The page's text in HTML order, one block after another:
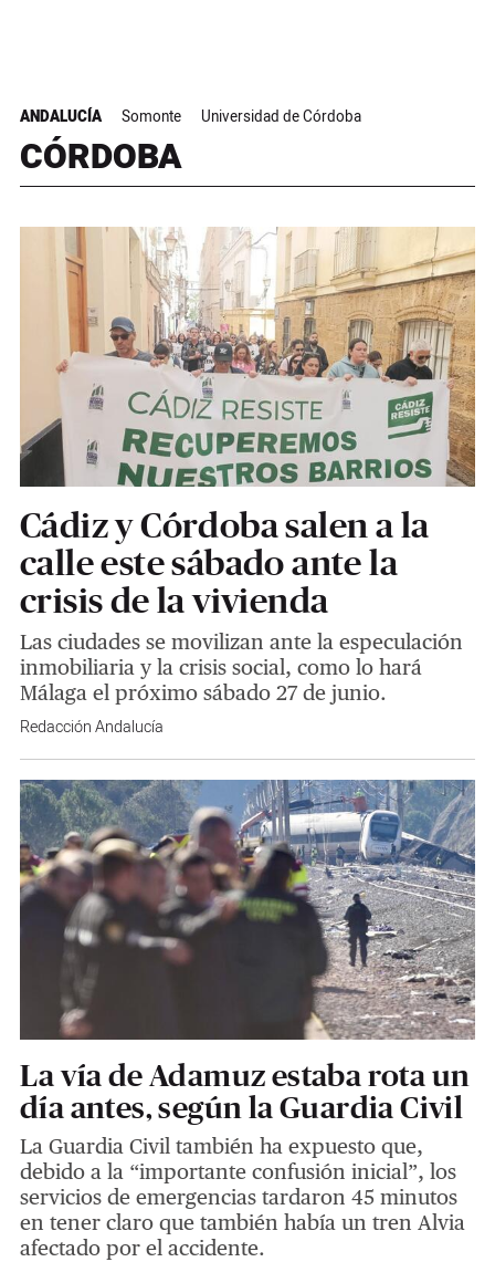
ANDALUCÍA Somonte Universidad de Córdoba
CÓRDOBA
Cádiz y Córdoba salen a la
calle este sábado ante la
crisis de la vivienda
Las ciudades se movilizan ante la especulación
inmobiliaria y la crisis social, como lo hará
Málaga el próximo sábado 27 de junio.
Redacción Andalucía
La vía de Adamuz estaba rota un
día antes, según la Guardia Civil
La Guardia Civil también ha expuesto que,
debido a la “importante confusión inicial”, los
servicios de emergencias tardaron 45 minutos
en tener claro que también había un tren Alvia
afectado por el accidente.